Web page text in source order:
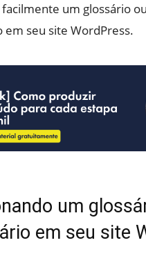
um glossário
em seu site WordPress.
um
em seu site